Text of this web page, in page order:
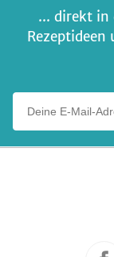
... direkt in
Rezeptideen